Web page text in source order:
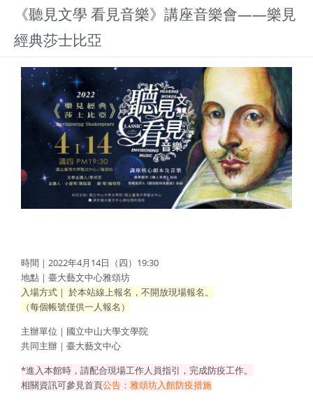
《聽見文學 看見音樂》講座音樂會——樂見
經典莎士比亞
時間｜2022年4月14日（四）19:30
地點｜臺大藝文中心雅頌坊
入場方式｜ 於本站線上報名，不開放現場報名。
（每個帳號僅供一人報名）
主辦單位｜國立中山大學文學院
共同主辦｜臺大藝文中心
*進入本館時，請配合現場工作人員指引，完成防疫工作。
相關資訊可參見首頁公告：雅頌坊入館防疫措施